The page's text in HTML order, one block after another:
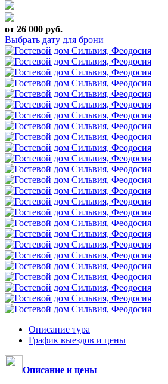
от 26 000 руб.
Выбрать дату для брони
Описание тура
График выездов и цены
Описание и цены